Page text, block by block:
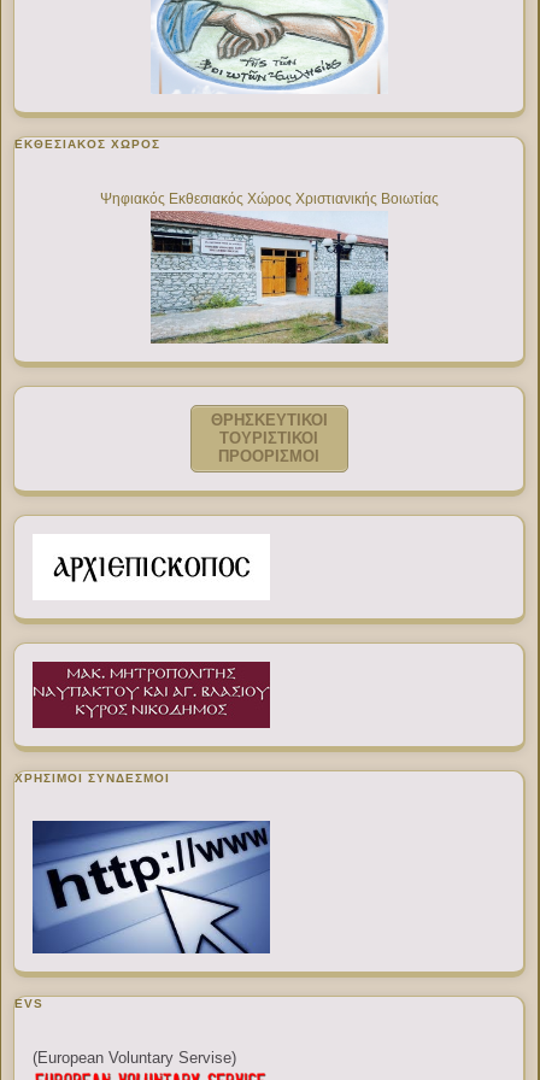
ΕΚΘΕΣΙΑΚΌΣ ΧΏΡΟΣ
Ψηφιακός Εκθεσιακός Χώρος Χριστιανικής Βοιωτίας
ΘΡΗΣΚΕΥΤΙΚΟΙ
ΤΟΥΡΙΣΤΙΚΟΙ
ΠΡΟΟΡΙΣΜΟΙ
ΧΡΉΣΙΜΟΙ ΣΎΝΔΕΣΜΟΙ
EVS
(European Voluntary Servise)